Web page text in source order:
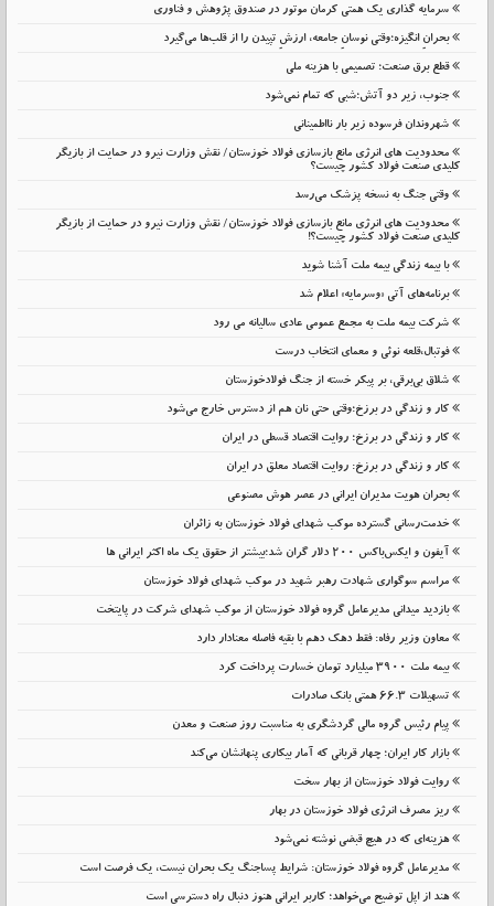
سرمایه گذاری یک همتی کرمان موتور در صندوق پژوهش و فناوری
بحرانِ انگیزه؛وقتی نوسانِ جامعه، ارزشِ تپیدن را از قلب‌ها می‌گیرد
قطع برق صنعت؛ تصمیمی با هزینه ملی
جنوب، زیر دو آتش؛شبی که تمام نمی‌شود
شهروندان فرسوده زیر بار نااطمینانی
محدودیت های انرژی مانع بازسازی فولاد خوزستان/ نقش وزارت نیرو در حمایت از بازیگر
کلیدی صنعت فولاد کشور چیست؟
وقتی جنگ به نسخه پزشک می‌رسد
محدودیت های انرژی مانع بازسازی فولاد خوزستان/ نقش وزارت نیرو در حمایت از بازیگر
کلیدی صنعت فولاد کشور چیست؟!
با بیمه زندگی بیمه ملت آشنا شوید
برنامه‌های آتی «وسرمایه» اعلام شد
شرکت بیمه ملت به مجمع عمومی عادی سالیانه می رود
فوتبال،قلعه نوئی و معمای انتخاب درست
شلاق‌ بی‌برقی، بر پیکر خسته‌ از جنگ فولادخوزستان
کار و زندگی در برزخ؛وقتی حتی نان هم از دسترس خارج می‌شود
کار و زندگی در برزخ؛ روایت اقتصاد قسطی در ایران
کار و زندگی در برزخ: روایت اقتصاد معلق در ایران
بحران هویت مدیران ایرانی در عصر هوش مصنوعی
خدمت‌رسانی گسترده موکب شهدای فولاد خوزستان به زائران
آیفون و ایکس‌باکس ۲۰۰ دلار گران شد؛بیشتر از حقوق یک ماه اکثر ایرانی ها
مراسم سوگواری شهادت رهبر شهید در موکب شهدای فولاد خوزستان
بازدید میدانی مدیرعامل گروه فولاد خوزستان از موکب شهدای شرکت در پایتخت
معاون وزیر رفاه: فقط دهک دهم با بقیه فاصله معنادار دارد
بیمه ملت 3900 میلیارد تومان خسارت پرداخت کرد
تسهیلات 66.3 همتی بانک صادرات
پیام رئیس گروه مالی گردشگری به مناسبت روز صنعت و معدن
بازار کار ایران؛ چهار قربانی که آمار بیکاری پنهانشان می‌کند
روایت فولاد خوزستان از بهار سخت
ریز مصرف انرژی فولاد خوزستان در بهار
هزینه‌ای که در هیچ قبضی نوشته نمی‌شود
مدیرعامل گروه فولاد خوزستان: شرایط پساجنگ یک بحران نیست، یک فرصت است
هند از اپل توضیح می‌خواهد؛ کاربر ایرانی هنوز دنبال راه دسترسی است